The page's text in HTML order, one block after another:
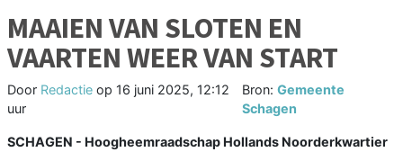
MAAIEN VAN SLOTEN EN
VAARTEN WEER VAN START
Door Redactie op 16 juni 2025, 12:12
uur
Bron:Gemeente
Schagen
SCHAGEN - Hoogheemraadschap Hollands Noorderkwartier